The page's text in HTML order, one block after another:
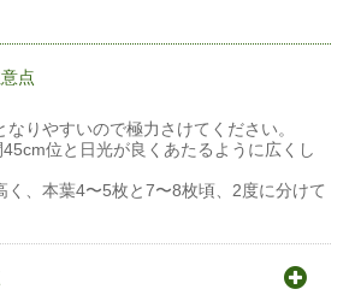
点
りやすいので極力さけてください。
位と日光が良くあたるように広くし
く、本葉4〜5枚と7〜8枚頃、2度に分けて